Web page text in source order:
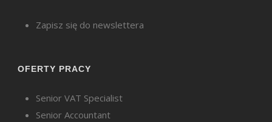
Zapisz się do newslettera
OFERTY PRACY
Senior VAT Specialist
Senior Accountant